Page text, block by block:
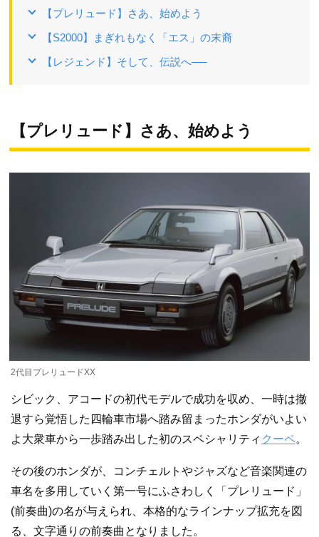
【プレリュード】さあ、始めよう
【S2000】まぎれもなく「エス」の末裔
【レジェンド】そして、伝説へ──
【プレリュード】さあ、始めよう
2代目プレリュードXX
シビック、アコードの初代モデルで成功を収め、一時は撤
退すら覚悟した四輪車市場へ踏み留まったホンダがいよい
よ大衆車から一歩踏み出した初のスペシャリティ クーペ。
その後のホンダが、コンチェルトやジャズなど音楽関連の
車名を多用していく第一号にふさわしく「プレリュード」
(前奏曲)の名が与えられ、本格的なラインナップ拡充を図
る、文字通りの前奏曲となりました。